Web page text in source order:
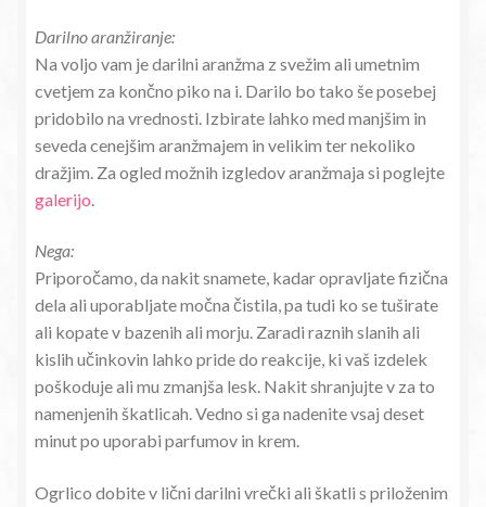
Darilno aranžiranje:
Na voljo vam je darilni aranžma z svežim ali umetnim
cvetjem za končno piko na i. Darilo bo tako še posebej
pridobilo na vrednosti. Izbirate lahko med manjšim in
seveda cenejšim aranžmajem in velikim ter nekoliko
dražjim. Za ogled možnih izgledov aranžmaja si poglejte
galerijo
Nega:
Priporočamo, da nakit snamete, kadar opravljate fizična
dela ali uporabljate močna čistila, pa tudi ko se tuširate
ali kopate v bazenih ali morju. Zaradi raznih slanih ali
kislih učinkovin lahko pride do reakcije, ki vaš izdelek
poškoduje ali mu zmanjša lesk. Nakit shranjujte v za to
namenjenih škatlicah. Vedno si ga nadenite vsaj deset
minut po uporabi parfumov in krem.
Ogrlico dobite v lični darilni vrečki ali škatli s priloženim